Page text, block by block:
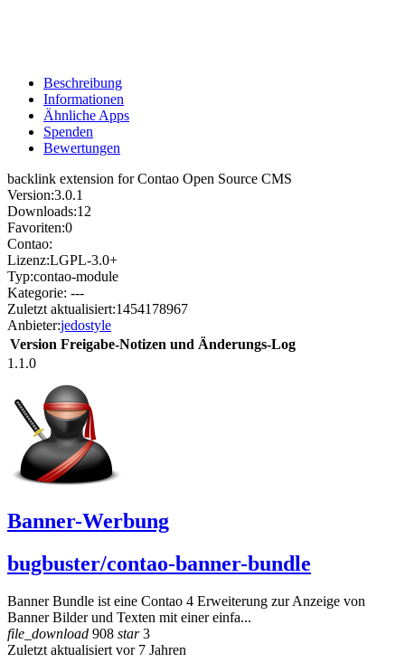
Beschreibung
Informationen
Ähnliche Apps
Spenden
Bewertungen
backlink extension for Contao Open Source CMS
Version:3.0.1
Downloads:12
Favoriten:0
Contao:
Lizenz:LGPL-3.0+
Typ:contao-module
Kategorie: ---
Zuletzt aktualisiert:1454178967
Anbieter:jedostyle
Version Freigabe-Notizen und Änderungs-Log
1.1.0
Banner-Werbung
bugbuster/contao-banner-bundle
Banner Bundle ist eine Contao 4 Erweiterung zur Anzeige von
Banner Bilder und Texten mit einer einfa...
file_download 908 star3
Zuletzt aktualisiert vor 7 Jahren